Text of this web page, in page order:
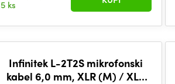
5 ks
Infinitek L-2T2S mikrofonski
kabel 6,0 mm, XLR (M) / XLR